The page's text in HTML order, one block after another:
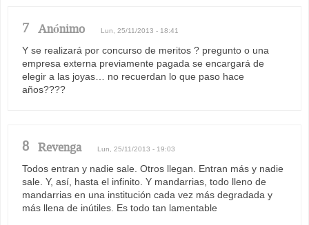
7 Anónimo Lun, 25/11/2013 - 18:41
Y se realizará por concurso de meritos ? pregunto o una
empresa externa previamente pagada se encargará de
elegir a las joyas… no recuerdan lo que paso hace
años????
8 Revenga Lun, 25/11/2013 - 19:03
Todos entran y nadie sale. Otros llegan. Entran más y nadie
sale. Y, así, hasta el infinito. Y mandarrias, todo lleno de
mandarrias en una institución cada vez más degradada y
más llena de inútiles. Es todo tan lamentable